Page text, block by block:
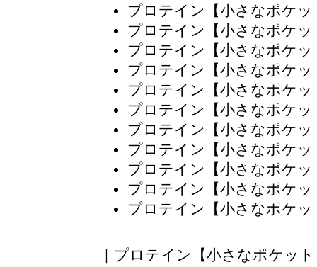
プロテイン【小さなポケ
プロテイン【小さなポケ
プロテイン【小さなポケ
プロテイン【小さなポケ
プロテイン【小さなポケ
プロテイン【小さなポケ
プロテイン【小さなポケ
プロテイン【小さなポケ
プロテイン【小さなポケ
プロテイン【小さなポケ
プロテイン【小さなポケ
｜ プロテイン【小さなポケッ